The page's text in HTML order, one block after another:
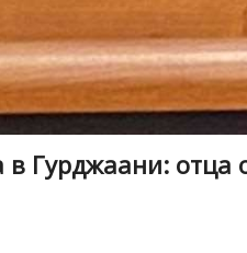
Гурджаани: отца